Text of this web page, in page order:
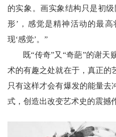
的实象。画实象结构只是初
形’，感觉是精神活动的最
现‘感觉’。”
既“传奇”又“奇葩”的谢
术的有趣之处就在于，真正的
只有这样才会有爆发的能量去
式，创造出改变艺术史的震撼